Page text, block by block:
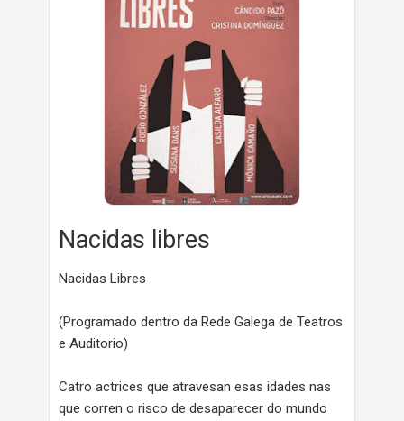
Nacidas libres
Nacidas Libres
(Programado dentro da Rede Galega de Teatros
e Auditorio)
Catro actrices que atravesan esas idades nas
que corren o risco de desaparecer do mundo